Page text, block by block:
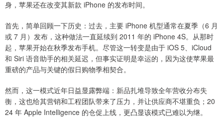
身，苹果还在改变其新款 iPhone 的发布时间。
首先，简单回顾一下历史：过去，主要 iPhone 机型通常在夏季（6 月
或 7 月）发布，这种做法一直延续到 2011 年的 iPhone 4S。从那时
起，苹果开始在秋季发布手机。尽管这一转变是由于 iOS 5、iCloud
和 Siri 语音助手的相关延迟，但事实证明是幸运的，因为这使苹果最
重磅的产品与关键的假日购物季相契合。
然而，这一模式近年日益显露弊端：新品扎堆导致全年营收分布失
衡，这也给其营销和工程团队带来了压力，并让供应商不堪重负；20
24 年 Apple Intelligence 的仓促上线，更凸显该模式已难以为继。